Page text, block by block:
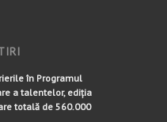
în Programul
a talentelor, ediția
totală de 560.000